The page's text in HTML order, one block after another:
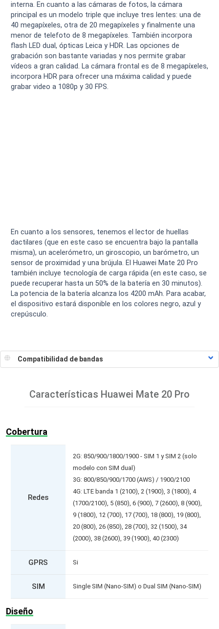
interna. En cuanto a las cámaras de fotos, la cámara
principal es un modelo triple que incluye tres lentes: una de
40 megapíxeles, otra de 20 megapíxeles y finalmente una
menor de telefoto de 8 megapíxeles. También incorpora
flash LED dual, ópticas Leica y HDR. Las opciones de
grabación son bastante variadas y nos permite grabar
vídeos a gran calidad. La cámara frontal es de 8 megapíxeles,
incorpora HDR para ofrecer una máxima calidad y puede
grabar video a 1080p y 30 FPS.
En cuanto a los sensores, tenemos el lector de huellas
dactilares (que en este caso se encuentra bajo la pantalla
misma), un acelerómetro, un giroscopio, un barómetro, un
sensor de proximidad y una brújula. El Huawei Mate 20 Pro
también incluye tecnología de carga rápida (en este caso, se
puede recuperar hasta un 50% de la batería en 30 minutos).
La potencia de la batería alcanza los 4200 mAh. Para acabar,
el dispositivo estará disponible en los colores negro, azul y
crepúsculo.
Características Huawei Mate 20 Pro
Cobertura
Redes
2G: 850/900/1800/1900 - SIM 1 y SIM 2 (solo
modelo con SIM dual)
3G: 800/850/900/1700 (AWS) / 1900/2100
4G: LTE banda 1 (2100), 2 (1900), 3 (1800), 4
(1700/2100), 5 (850), 6 (900), 7 (2600), 8 (900),
9 (1800), 12 (700), 17 (700), 18 (800), 19 (800),
20 (800), 26 (850), 28 (700), 32 (1500), 34
(2000), 38 (2600), 39 (1900), 40 (2300)
GPRS Si
SIM Single SIM (Nano-SIM) o Dual SIM (Nano-SIM)
Diseño